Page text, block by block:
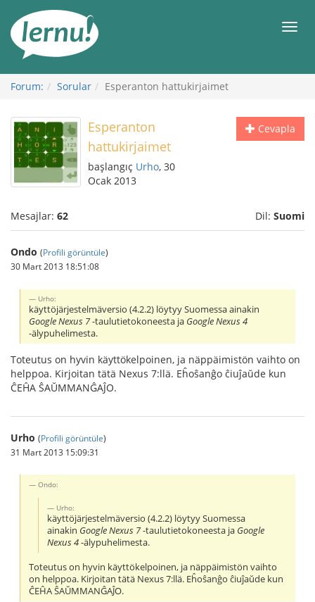
Görüntüleme
Forum: Sorular Esperanton hattukirjaimet
Cevapla
Esperanton
hattukirjaimet
başlangıç Urho, 30
Ocak 2013
Mesajlar: 62 Dil: Suomi
Ondo (Profili görüntüle)
30 Mart 2013 18:51:08
Urho:
käyttöjärjestelmäversio (4.2.2) löytyy Suomessa ainakin
Google Nexus 7-taulutietokoneesta ja Google Nexus 4
-älypuhelimesta.
Toteutus on hyvin käyttökelpoinen, ja näppäimistön vaihto on
helppoa. Kirjoitan tätä Nexus 7:llä. Eĥoŝanĝo ĉiuĵaŭde kun
ĈEĤA ŜAŬMMANĜAĴO.
Urho (Profili görüntüle)
31 Mart 2013 15:09:31
Ondo:
Urho:
käyttöjärjestelmäversio (4.2.2) löytyy Suomessa
ainakin Google Nexus 7-taulutietokoneesta ja Google
Nexus 4-älypuhelimesta.
Toteutus on hyvin käyttökelpoinen, ja näppäimistön vaihto
on helppoa. Kirjoitan tätä Nexus 7:llä. Eĥoŝanĝo ĉiuĵaŭde kun
ĈEĤA ŜAŬMMANĜAĴO.